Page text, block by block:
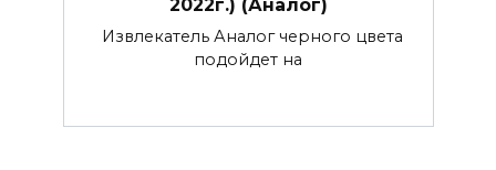
2022г.) (Аналог)
Извлекатель Аналог черного цвета
подойдет на